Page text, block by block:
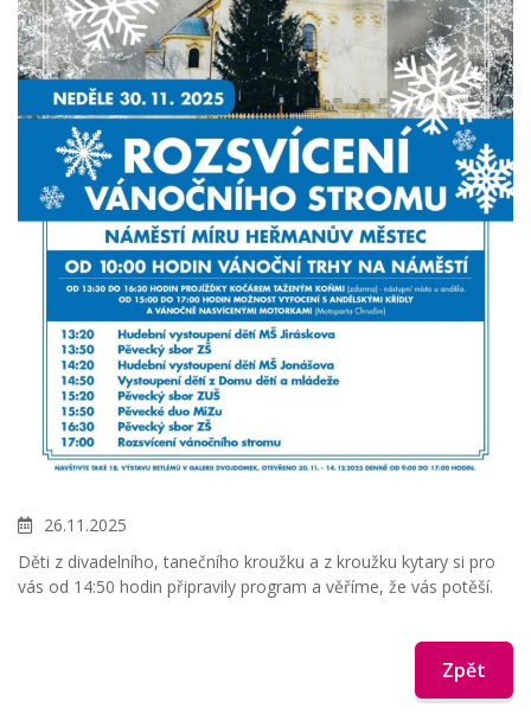
26.11.2025
Děti z divadelního, tanečního kroužku a z kroužku kytary si pro
vás od 14:50 hodin připravily program a věříme, že vás potěší.
Zpět